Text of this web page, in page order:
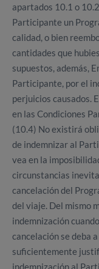
apartados 10.1 o
Participante un
calidad, o bien
cantidades que
supuestos, además,
Participante, por el
perjuicios causados.
en las Condiciones
(10.4) No existirá
de indemnizar al
vea en la
circunstancias
cancelación del
del viaje. Del mismo
indemnización
cancelación se deba
suficientemente
indemnización al